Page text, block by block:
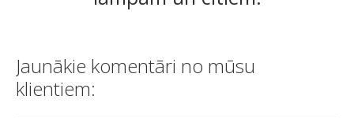
Jaunākie komentāri no mūsu
klientiem: